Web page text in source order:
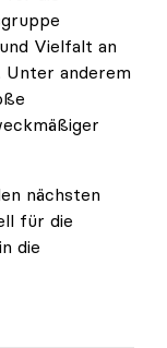
Vielfalt an
Unter anderem
nächsten
für die
die
Für